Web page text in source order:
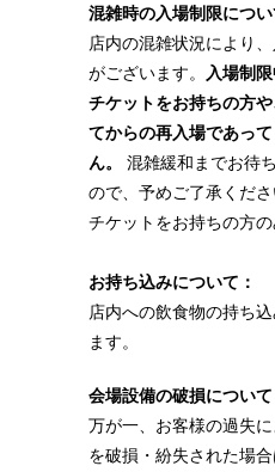
混雑時の入場制限につい
店内の混雑状況により
がございます。 入場制
チケットをお持ちの方
てからの再入場であっ
ん。
混雑緩和までお待
ので、予めご了承くだ
チケットをお持ちの方の
お持ち込みについて：
店内への飲食物の持ち
ます。
会場設備の破損について
万が一、お客様の過失
を破損・紛失された場